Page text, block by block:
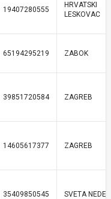
19407280555
HRVATSKI
LESKOVAC
65194295219 ZABOK
39851720584 ZAGREB
14605617377 ZAGREB
35409850545 SVETA